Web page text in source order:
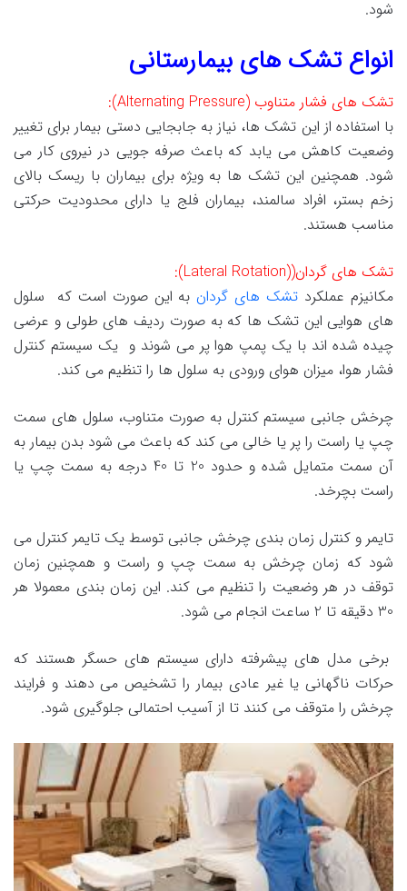
شود.
انواع تشک های بیمارستانی
تشک های فشار متناوب (Alternating Pressure):
با استفاده از این تشک ها، نیاز به جابجایی دستی بیمار برای تغییر
وضعیت کاهش می یابد که باعث صرفه جویی در نیروی کار می
شود. همچنین این تشک ها به ویژه برای بیماران با ریسک بالای
زخم بستر، افراد سالمند، بیماران فلج یا دارای محدودیت حرکتی
مناسب هستند.
تشک های گردان((Lateral Rotation):
مکانیزم عملکرد تشک های گردانبه این صورت است که سلول
های هوایی این تشک ها که به صورت ردیف های طولی و عرضی
چیده شده اند با یک پمپ هوا پر می شوند و یک سیستم کنترل
فشار هوا، میزان هوای ورودی به سلول ها را تنظیم می کند.
چرخش جانبی سیستم کنترل به صورت متناوب، سلول های سمت
چپ یا راست را پر یا خالی می کند که باعث می شود بدن بیمار به
آن سمت متمایل شده و حدود 20 تا 40 درجه به سمت چپ یا
راست بچرخد.
تایمر و کنترل زمان بندی چرخش جانبی توسط یک تایمر کنترل می
شود که زمان چرخش به سمت چپ و راست و همچنین زمان
توقف در هر وضعیت را تنظیم می کند. این زمان بندی معمولا هر
30 دقیقه تا 2 ساعت انجام می شود.
برخی مدل های پیشرفته دارای سیستم های حسگر هستند که
حرکات ناگهانی یا غیر عادی بیمار را تشخیص می دهند و فرایند
چرخش را متوقف می کنند تا از آسیب احتمالی جلوگیری شود.